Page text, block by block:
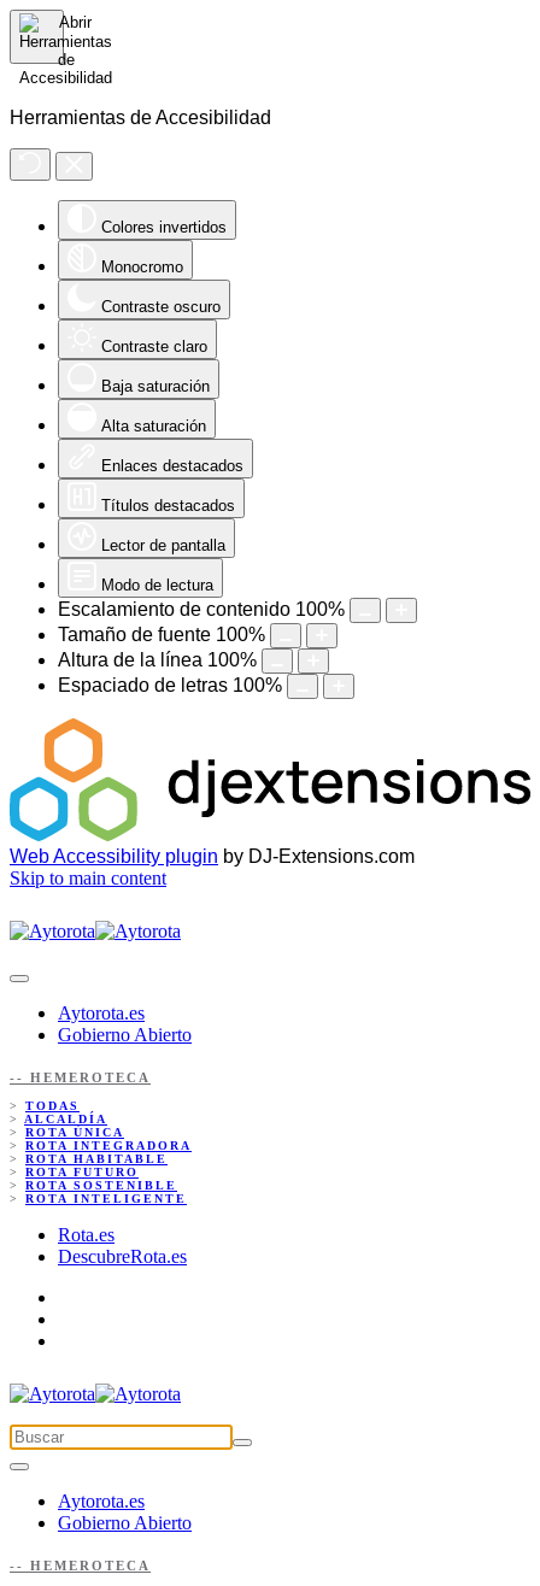
Herramientas de Accesibilidad
Colores invertidos
Monocromo
Contraste oscuro
Contraste claro
Baja saturación
Alta saturación
Enlaces destacados
Títulos destacados
Lector de pantalla
Modo de lectura
Escalamiento de contenido 100%
Tamaño de fuente 100%
Altura de la línea 100%
Espaciado de letras 100%
Web Accessibility plugin by DJ-Extensions.com
Skip to main content
Aytorota.es
Gobierno Abierto
-- HEMEROTECA
> TODAS
> ALCALDÍA
> ROTA ÚNICA
> ROTA INTEGRADORA
> ROTA HABITABLE
> ROTA FUTURO
> ROTA SOSTENIBLE
> ROTA INTELIGENTE
Rota.es
DescubreRota.es
Aytorota.es
Gobierno Abierto
-- HEMEROTECA